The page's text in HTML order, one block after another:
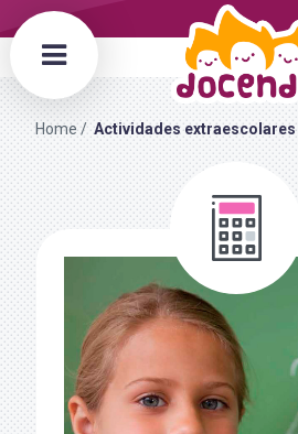
Home Actividades extraescolares